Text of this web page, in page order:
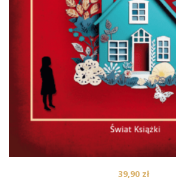
39,90 zł